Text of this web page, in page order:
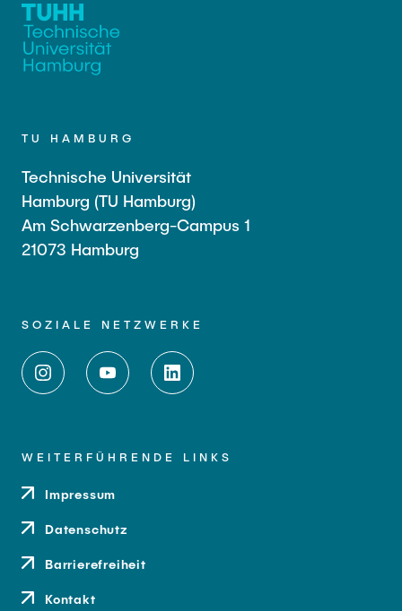
TU HAMBURG
Technische Universität
Hamburg (TU Hamburg)
Am Schwarzenberg-Campus 1
21073 Hamburg
SOZIALE NETZWERKE
WEITERFÜHRENDE LINKS
Impressum
Datenschutz
Barrierefreiheit
Kontakt